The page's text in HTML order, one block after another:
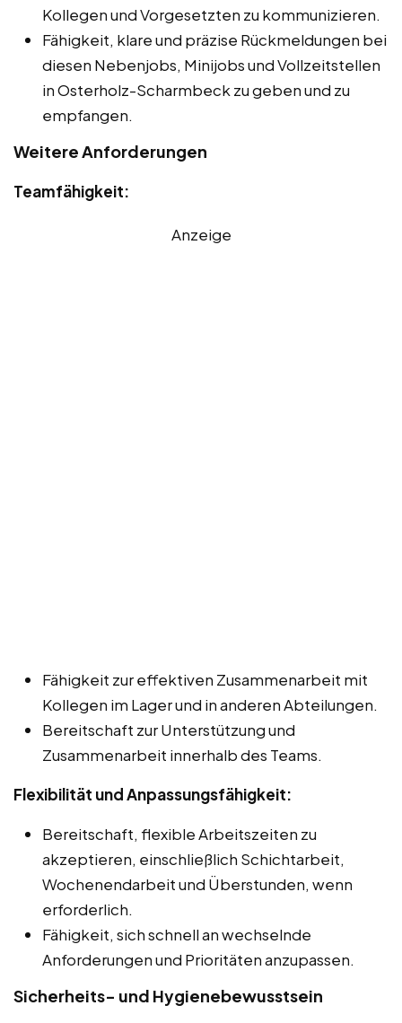
Kollegen und Vorgesetzten zu kommunizieren.
Fähigkeit, klare und präzise Rückmeldungen bei
diesen Nebenjobs, Minijobs und Vollzeitstellen
in Osterholz-Scharmbeck zu geben und zu
empfangen.
Weitere Anforderungen
Teamfähigkeit:
Anzeige
Fähigkeit zur effektiven Zusammenarbeit mit
Kollegen im Lager und in anderen Abteilungen.
Bereitschaft zur Unterstützung und
Zusammenarbeit innerhalb des Teams.
Flexibilität und Anpassungsfähigkeit:
Bereitschaft, flexible Arbeitszeiten zu
akzeptieren, einschließlich Schichtarbeit,
Wochenendarbeit und Überstunden, wenn
erforderlich.
Fähigkeit, sich schnell an wechselnde
Anforderungen und Prioritäten anzupassen.
Sicherheits- und Hygienebewusstsein